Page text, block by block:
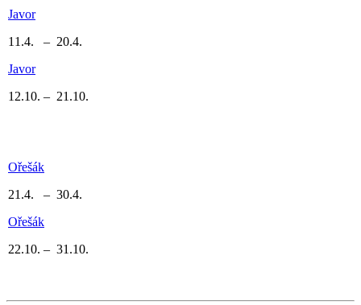
Javor
11.4. – 20.4.
Javor
12.10. – 21.10.
Ořešák
21.4. – 30.4.
Ořešák
22.10. – 31.10.